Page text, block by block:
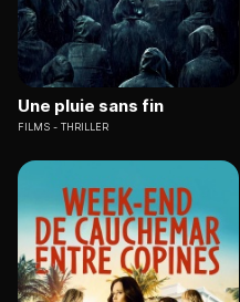
Une pluie sans fin
FILMS THRILLER